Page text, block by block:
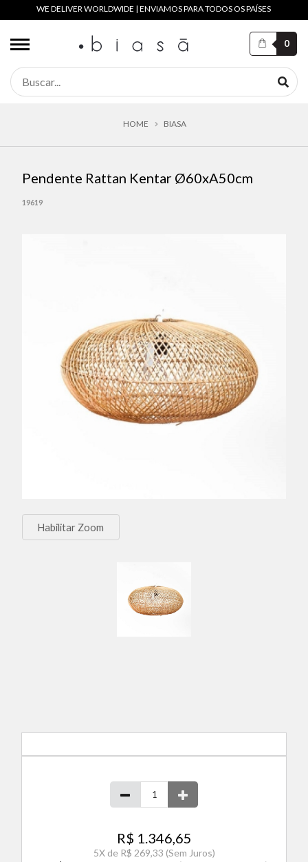
WE DELIVER WORLDWIDE | ENVIAMOS PARA TODOS OS PAÍSES
0
HOME BIASA
Pendente Rattan Kentar Ø60xA50cm
19619
Habilitar Zoom
R$ 1.346,65
5X de R$ 269,33 (Sem Juros)